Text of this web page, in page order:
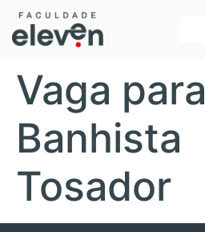
Vaga para
Banhista
Tosador